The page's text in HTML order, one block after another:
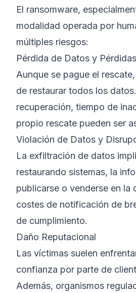
El ransomware,
modalidad operada por
múltiples riesgos:
Pérdida de Datos y
Aunque se pague el
de restaurar todos los
recuperación, tiempo de
propio rescate pueden ser
Violación de Datos y
La exfiltración de datos
restaurando sistemas, la
publicarse o venderse en la
costes de notificación de
de cumplimiento.
Daño Reputacional
Las víctimas suelen
confianza por parte de
Además, organismos